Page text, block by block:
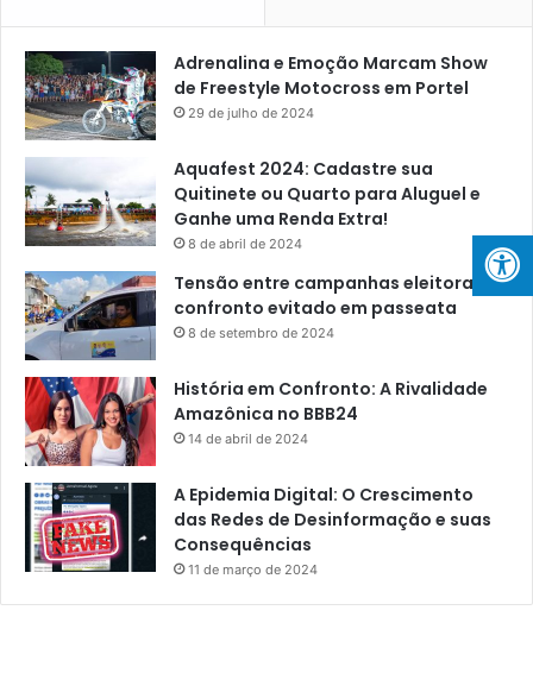
Adrenalina e Emoção Marcam Show
de Freestyle Motocross em Portel
29 de julho de 2024
Aquafest 2024: Cadastre sua
Quitinete ou Quarto para Aluguel e
Ganhe uma Renda Extra!
8 de abril de 2024
Tensão entre campanhas eleitorais:
confronto evitado em passeata
8 de setembro de 2024
História em Confronto: A Rivalidade
Amazônica no BBB24
14 de abril de 2024
A Epidemia Digital: O Crescimento
das Redes de Desinformação e suas
Consequências
11 de março de 2024